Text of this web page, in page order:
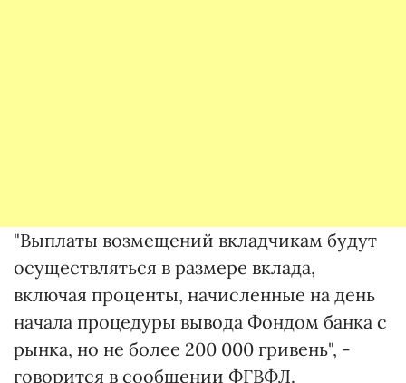
"Выплаты возмещений вкладчикам будут
осуществляться в размере вклада,
включая проценты, начисленные на день
начала процедуры вывода Фондом банка с
рынка, но не более 200 000 гривень", -
говорится в сообщении ФГВФЛ.